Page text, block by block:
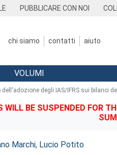
PUBBLICARE CON NOI
chi siamo contatti aiuto
VOLUMI
dell'adozione degli IAS/IFRS sui bilanci
BE SUSPENDED FOR
Marchi, Lucio Potito